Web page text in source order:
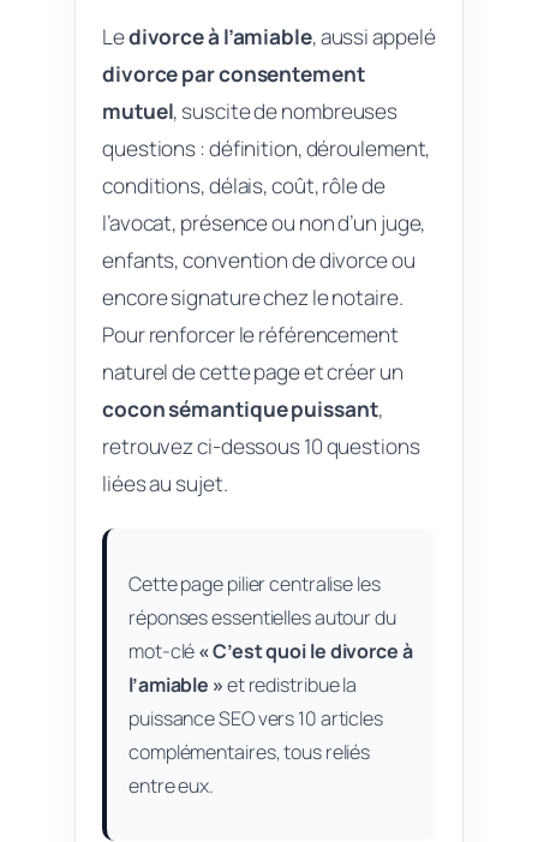
Ledivorce à l’amiable, aussi appelé
divorce par consentement
mutuel, suscite de nombreuses
questions : définition, déroulement,
conditions, délais, coût, rôle de
l’avocat, présence ou non d’un juge,
enfants, convention de divorce ou
encore signature chez le notaire.
Pour renforcer le référencement
naturel de cette page et créer un
cocon sémantique puissant,
retrouvez ci-dessous 10 questions
liées au sujet.
Cette page pilier centralise les
réponses essentielles autour du
mot-clé« C’est quoi le divorce à
l’amiable »et redistribue la
puissance SEO vers 10 articles
complémentaires, tous reliés
entre eux.